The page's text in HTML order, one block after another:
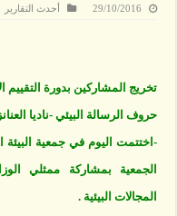
29/10/2016 أحدث التقارير
تخريج المشاركين بدورة التقييم
حروف الرسالة البيئي -ناديا
-اختتمت اليوم في جمعية البيئة
الجمعية بمشاركة ممثلي
المجالات البيئية .